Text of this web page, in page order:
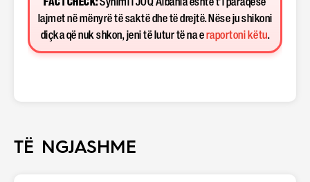
FACT CHECK:Synimi i JOQ Albania është t’i paraqesë
lajmet në mënyrë të saktë dhe të drejtë. Nëse ju shikoni
diçka që nuk shkon, jeni të lutur të na e raportoni këtu.
TË NGJASHME